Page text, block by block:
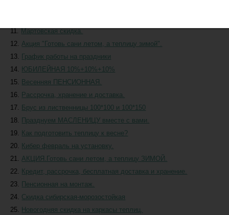
Мартовская скидка.
Акция "Готовь сани летом, а теплицу зимой".
График работы на праздники
ЮБИЛЕЙНАЯ 10%+10%+10%
Весенняя ПЕНСИОННАЯ.
Рассрочка, хранение и доставка.
Брус из лиственницы 100*100 и 100*150
Празднуем МАСЛЕНИЦУ вместе с вами.
Как подготовить теплицу к весне?
Кибер февраль на установку.
АКЦИЯ.Готовь сани летом, а теплицу ЗИМОЙ.
Кредит, рассрочка, бесплатная доставка и хранение.
Пенсионная на монтаж.
Скидка сибирская-морозостойкая
Новогодняя скидка на каркасы теплиц.